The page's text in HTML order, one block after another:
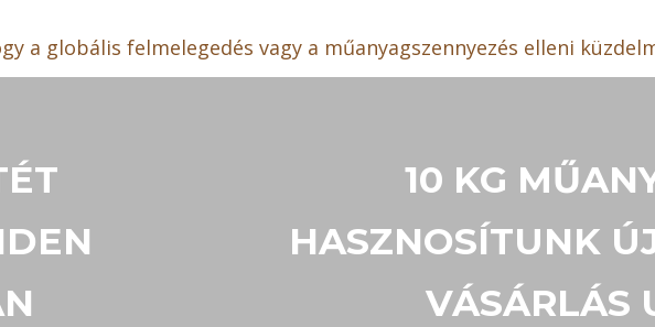
a globális felmelegedés vagy a műanyagszennyezés elleni
10 KG
HASZNOSÍTUNK
VÁSÁRLÁS